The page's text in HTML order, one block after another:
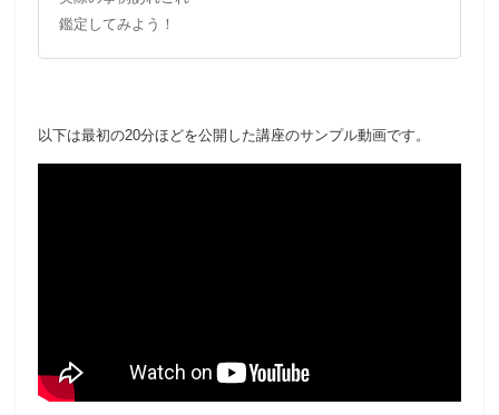
鑑定してみよう！
以下は最初の20分ほどを公開した講座のサンプル動画です。